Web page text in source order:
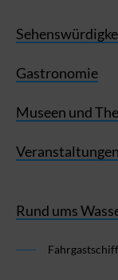
Gastronomie
Museen und
Veranstaltungen
Rund ums